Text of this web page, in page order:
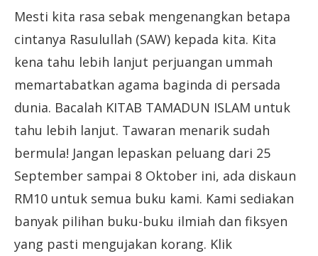
Mesti kita rasa sebak mengenangkan betapa
cintanya Rasulullah (SAW) kepada kita. Kita
kena tahu lebih lanjut perjuangan ummah
memartabatkan agama baginda di persada
dunia. Bacalah KITAB TAMADUN ISLAM untuk
tahu lebih lanjut. Tawaran menarik sudah
bermula! Jangan lepaskan peluang dari 25
September sampai 8 Oktober ini, ada diskaun
RM10 untuk semua buku kami. Kami sediakan
banyak pilihan buku-buku ilmiah dan fiksyen
yang pasti mengujakan korang. Klik